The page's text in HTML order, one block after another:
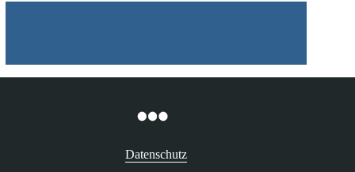
Datenschutz